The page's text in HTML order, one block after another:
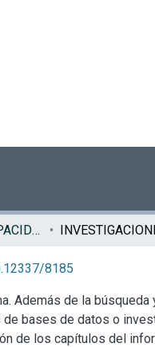
ESTADO DE LAS CAPACIDADES EN CIENCIA, TECNOLOGÍA E INNOVACIÓN
8185
Además de la
bases de datos o
de los capítulos del